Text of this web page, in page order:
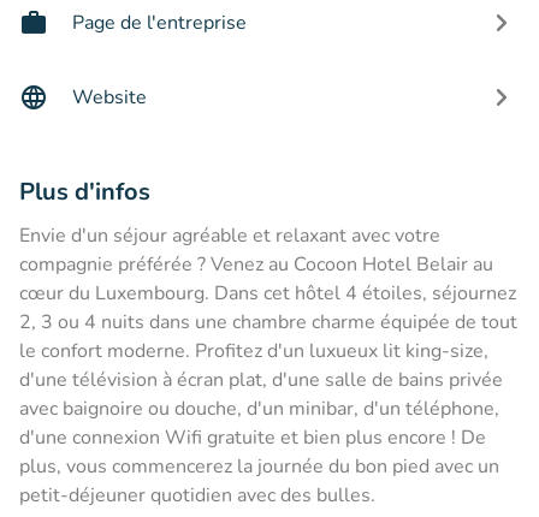
Page de l'entreprise
Website
Plus d'infos
Envie d'un séjour agréable et relaxant avec votre
compagnie préférée ? Venez au Cocoon Hotel Belair au
cœur du Luxembourg. Dans cet hôtel 4 étoiles, séjournez
2, 3 ou 4 nuits dans une chambre charme équipée de tout
le confort moderne. Profitez d'un luxueux lit king-size,
d'une télévision à écran plat, d'une salle de bains privée
avec baignoire ou douche, d'un minibar, d'un téléphone,
d'une connexion Wifi gratuite et bien plus encore ! De
plus, vous commencerez la journée du bon pied avec un
petit-déjeuner quotidien avec des bulles.